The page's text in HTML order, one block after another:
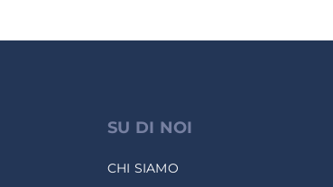
SU DI NOI
CHI SIAMO